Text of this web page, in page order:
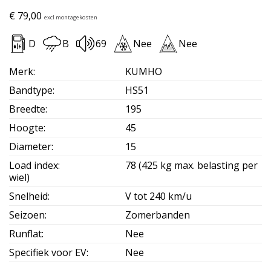
€ 79,00 excl montagekosten
D B 69 Nee Nee
Merk:
KUMHO
Bandtype:
HS51
Breedte:
195
Hoogte:
45
Diameter:
15
Load index:
78 (425 kg max. belasting per
wiel)
Snelheid:
V tot 240 km/u
Seizoen:
Zomerbanden
Runflat:
Nee
Specifiek voor EV:
Nee